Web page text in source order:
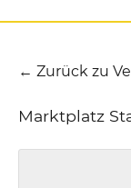
← Zurück zu
Marktplatz